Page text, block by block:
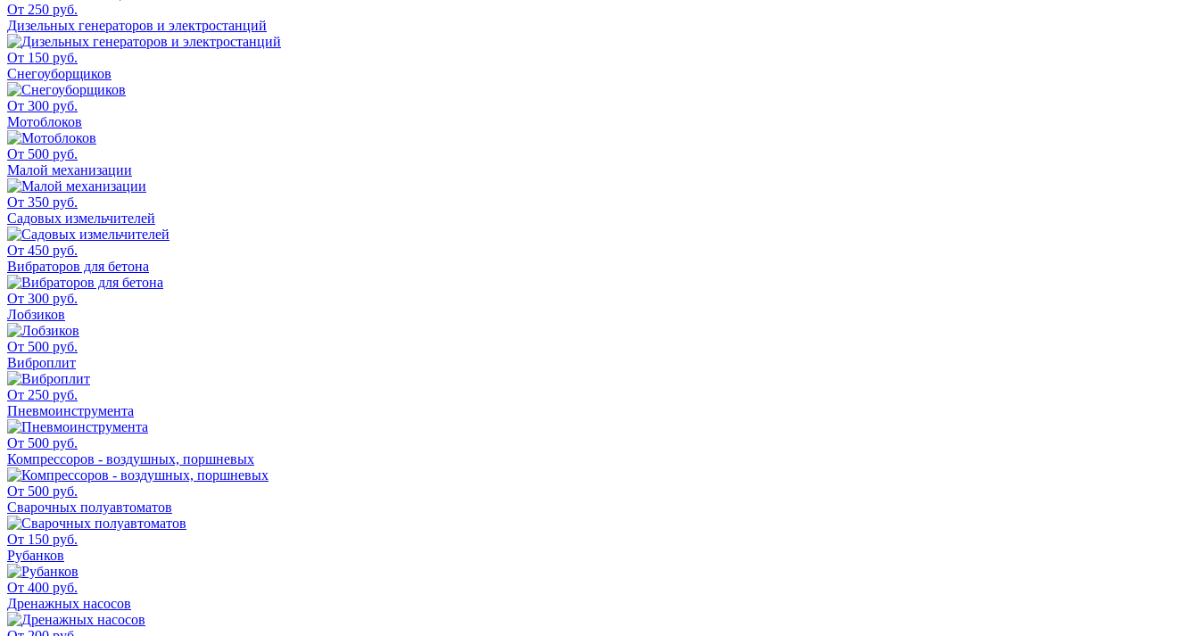
От 250 руб.
Дизельных генераторов и электростанций
От 150 руб.
Снегоуборщиков
От 300 руб.
Мотоблоков
От 500 руб.
Малой механизации
От 350 руб.
Садовых измельчителей
От 450 руб.
Вибраторов для бетона
От 300 руб.
Лобзиков
От 500 руб.
Виброплит
От 250 руб.
Пневмоинструмента
От 500 руб.
Компрессоров - воздушных, поршневых
От 500 руб.
Сварочных полуавтоматов
От 150 руб.
Рубанков
От 400 руб.
Дренажных насосов